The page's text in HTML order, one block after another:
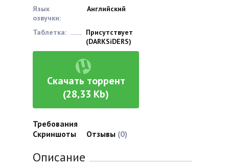
Язык
озвучки:
Английский
Таблетка:
Присутствует
(DARKSiDERS)
Скачать торрент
(28,33 Kb)
Требования
Скриншоты
Отзывы (0)
Описание